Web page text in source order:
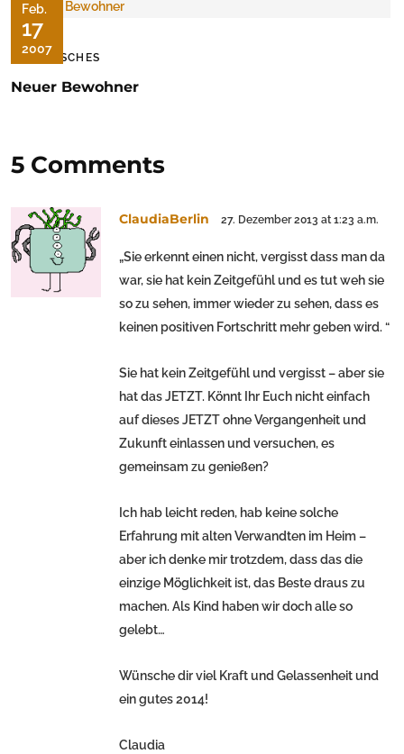
Feb.
17
2007
TIERISCHES
Neuer Bewohner
5 Comments
ClaudiaBerlin 27. Dezember 2013 at 1:23 a.m.
„Sie erkennt einen nicht, vergisst dass man da
war, sie hat kein Zeitgefühl und es tut weh sie
so zu sehen, immer wieder zu sehen, dass es
keinen positiven Fortschritt mehr geben wird. “
Sie hat kein Zeitgefühl und vergisst – aber sie
hat das JETZT. Könnt Ihr Euch nicht einfach
auf dieses JETZT ohne Vergangenheit und
Zukunft einlassen und versuchen, es
gemeinsam zu genießen?
Ich hab leicht reden, hab keine solche
Erfahrung mit alten Verwandten im Heim –
aber ich denke mir trotzdem, dass das die
einzige Möglichkeit ist, das Beste draus zu
machen. Als Kind haben wir doch alle so
gelebt…
Wünsche dir viel Kraft und Gelassenheit und
ein gutes 2014!
Claudia